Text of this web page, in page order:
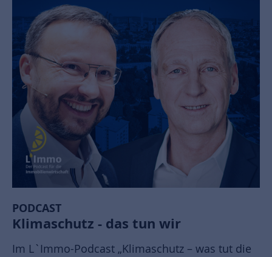
PODCAST
Klimaschutz - das tun wir
Im L`Immo-Podcast „Klimaschutz – was tut die